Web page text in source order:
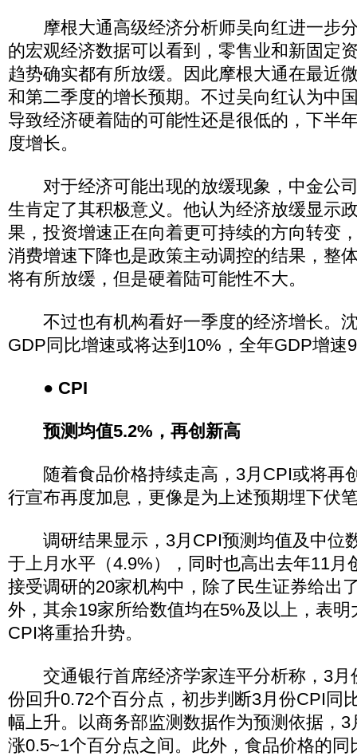
摩根大通高级经济分析师吴向红进一步
的宏观经济数据可以看到，零售业和新固定
趋势确实都有所放缓。因此摩根大通在最近
和第二季度的增长预期。不过吴向红认为中
导致经济硬着陆的可能性还是很低的，下半
度增长。
对于经济可能出现的放缓现象，中金公
生肯定了其积极意义。他认为经济放缓显示
果，投资增速正在向着更可持续的方向转变
消费增速下降也是政策主动调控的结果，整
将有所放缓，但是硬着陆可能性不大。
不过也有机构看好一季度的经济增长。
GDP同比增速或将达到10%，全年GDP增速
● CPI
预测均值5.2%，再创新高
随着食品价格持续走高，3月CPI或将再
行宣布再度加息，更像是为上述预期埋下伏
调研结果显示，3月CPI预测均值及中位
于上月水平（4.9%），同时也高出去年11月
接受调研的20家机构中，除了民生证券给出
外，其余19家所给数值均在5%及以上，表
CPI将重拾升势。
交通银行首席经济学家连平分析称，3月
份回升0.72个百分点，初步判断3月份CPI同
幅上升。以商务部监测数据作为预测依据，
涨0.5~1个百分点之间。此外，食品价格的